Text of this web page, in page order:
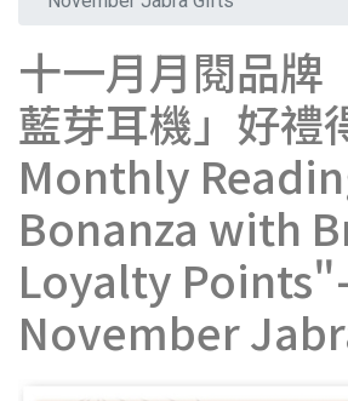
十一月月閱品牌
藍芽耳機」好禮
Monthly
Bonanza with
Loyalty
November